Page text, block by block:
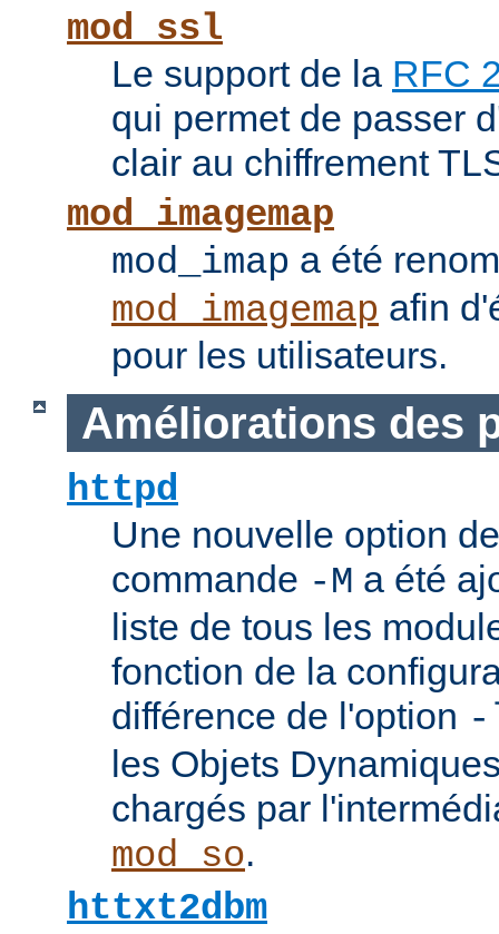
mod_ssl
Le support de la RFC
qui permet de passer
clair au chiffrement
mod_imagemap
mod_imap a été
mod_imagemap afin
pour les utilisateurs.
Améliorations des
httpd
Une nouvelle option
commande -M a été
liste de tous les
fonction de la
différence de l'option
les Objets
chargés par
mod_so.
httxt2dbm